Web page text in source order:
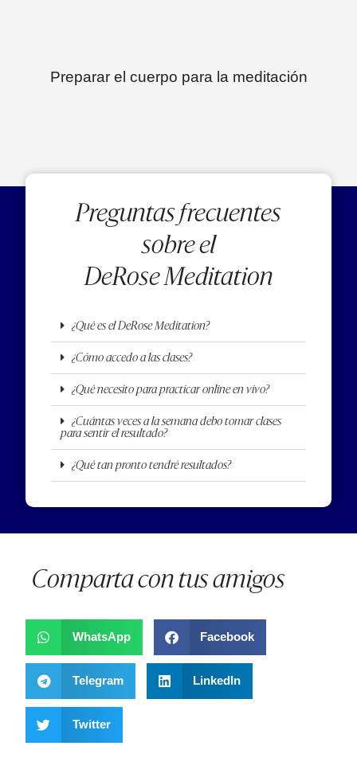
Preparar el cuerpo para la meditación
Preguntas frecuentes
sobre el
DeRose Meditation
¿Qué es el DeRose Meditation?
¿Cómo accedo a las clases?
¿Qué necesito para practicar online en vivo?
¿Cuántas veces a la semana debo tomar clases
para sentir el resultado?
¿Qué tan pronto tendré resultados?
Comparta con tus amigos
WhatsApp Facebook
Telegram LinkedIn
Twitter